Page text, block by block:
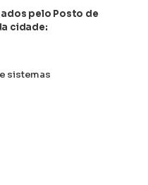
pelo Posto de
cidade:
sistemas